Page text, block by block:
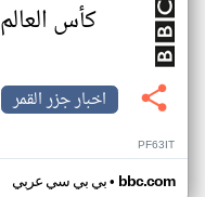
كأس العالم 2026
اخبار جزر القمر
PF63IT
بي بي سي عربي• bbc.com